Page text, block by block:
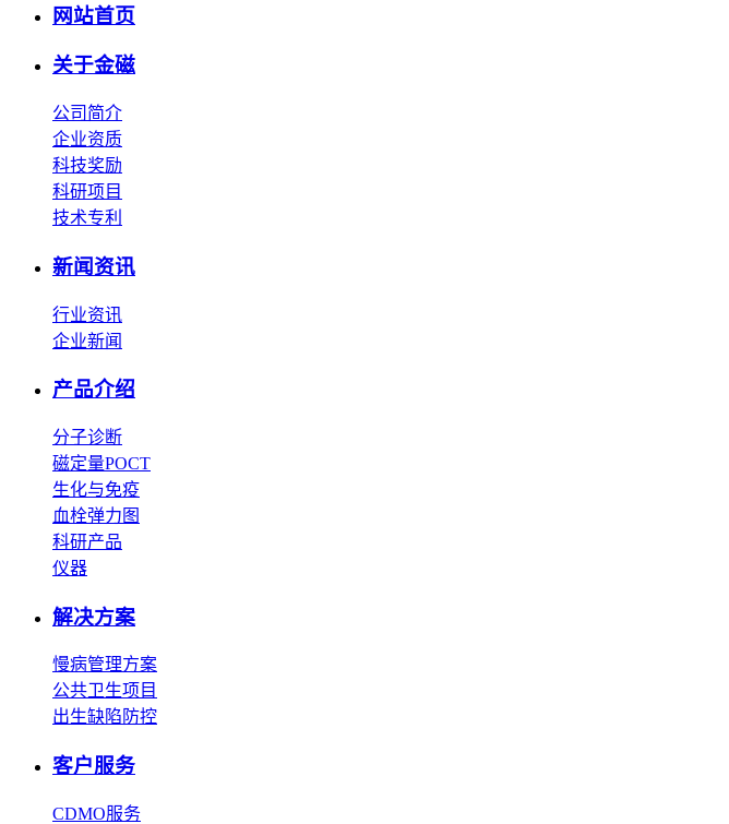
网站首页
关于金磁
公司简介
企业资质
科技奖励
科研项目
技术专利
新闻资讯
行业资讯
企业新闻
产品介绍
分子诊断
磁定量POCT
生化与免疫
血栓弹力图
科研产品
仪器
解决方案
慢病管理方案
公共卫生项目
出生缺陷防控
客户服务
CDMO服务